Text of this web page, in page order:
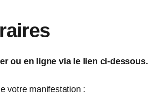
ou en ligne via le lien ci-dessous.
votre manifestation :